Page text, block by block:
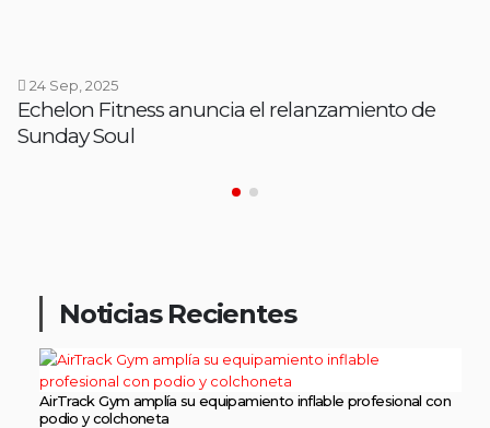
24 Sep, 2025
Echelon Fitness anuncia el relanzamiento de
Sunday Soul
Noticias Recientes
AirTrack Gym amplía su equipamiento inflable profesional con
podio y colchoneta